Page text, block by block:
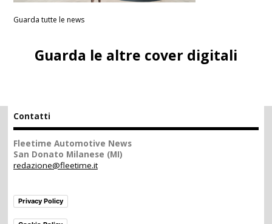
Guarda tutte le news
Guarda le altre cover digitali
Contatti
Fleetime Automotive News
San Donato Milanese (MI)
redazione@fleetime.it
Privacy Policy